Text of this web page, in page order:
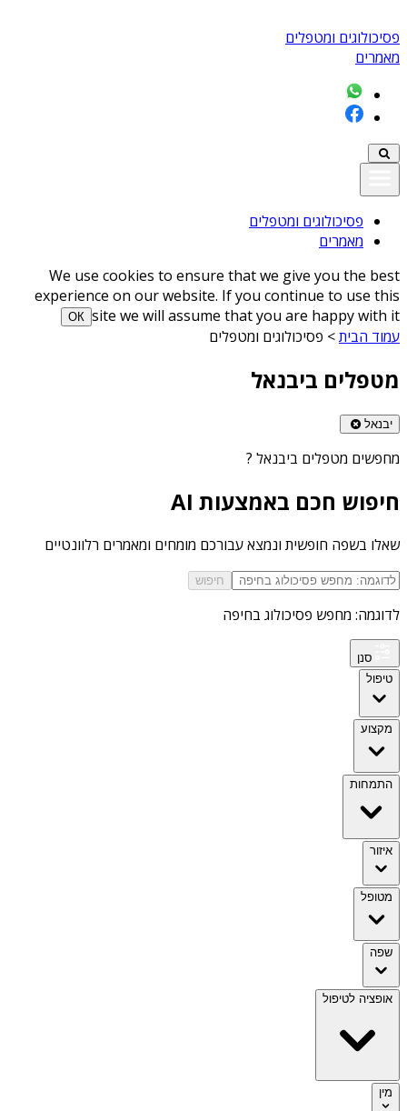
פסיכולוגים ומטפלים
מאמרים
פסיכולוגים ומטפלים
מאמרים
We use cookies to ensure that we give you the best
experience on our website. If you continue to use this
site we will assume that you are happy with it
ОК
עמוד הבית> פסיכולוגים ומטפלים
מטפלים ביבנאל
יבנאל
מחפשים מטפלים ביבנאל ?
חיפוש חכם באמצעות AI
שאלו בשפה חופשית ונמצא עבורכם מומחים ומאמרים רלוונטיים
חיפוש
לדוגמה: מחפש פסיכולוג בחיפה
סנן
טיפול
מקצוע
התמחות
איזור
מטופל
שפה
אופציה לטיפול
מין